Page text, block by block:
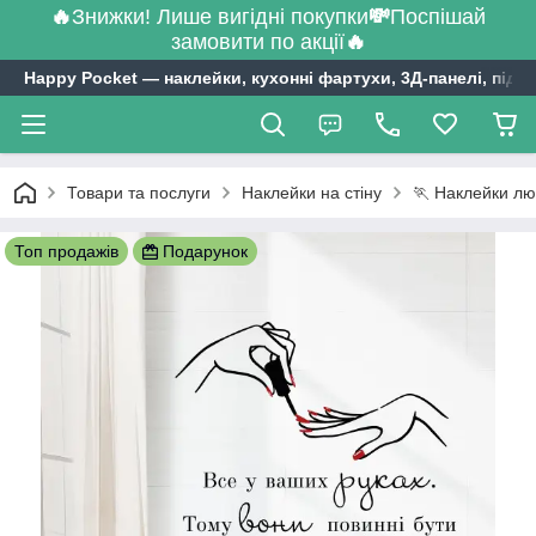
🔥Знижки! Лише вигідні покупки💸Поспішай
замовити по акції🔥
Happy Pocket ― наклейки, кухонні фартухи, 3Д-панелі,
Товари та послуги Наклейки на стіну 🏃 Наклейки
Топ продажів Подарунок